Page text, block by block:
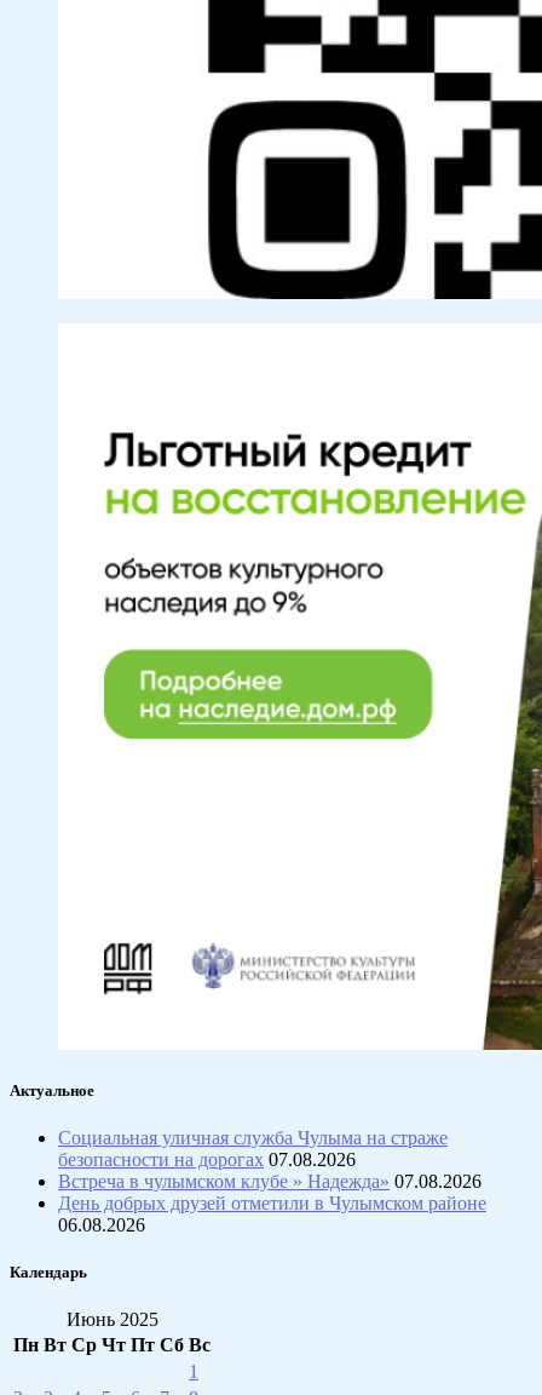
Актуальное
Социальная уличная служба Чулыма на страже
безопасности на дорогах 07.08.2026
Встреча в чулымском клубе » Надежда» 07.08.2026
День добрых друзей отметили в Чулымском районе
06.08.2026
Календарь
Июнь 2025
Пн Вт Ср Чт Пт Сб Вс
1